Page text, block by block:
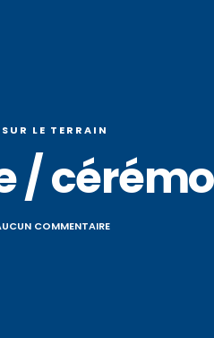
SUR LE TERRAIN
/
COMMENTAIRE